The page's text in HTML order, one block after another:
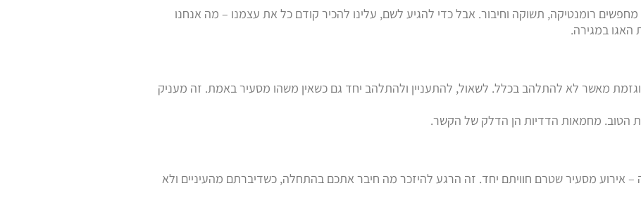
מחפשים רומנטיקה, תשוקה וחיבור. אבל כדי להגיע לשם, עלינו להכיר קודם כל את עצמנו – מה אנחנו
האגו במגירה.
מאשר לא להתלהב בכלל. לשאול, להתעניין ולהתלהב יחד גם כשאין משהו מסעיר באמת. זה מעניק
הטוב. מחמאות הדדיות הן הדלק של הקשר.
מסעיר שטרם חוויתם יחד. זה הרגע להיזכר מה חיבר אתכם בהתחלה, כשדיברתם מהעיניים ולא